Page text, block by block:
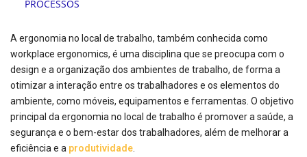
A ergonomia no local de trabalho, também conhecida como
workplace ergonomics, é uma disciplina que se preocupa com o
design e a organização dos ambientes de trabalho, de forma a
otimizar a interação entre os trabalhadores e os elementos do
ambiente, como móveis, equipamentos e ferramentas. O objetivo
principal da ergonomia no local de trabalho é promover a saúde, a
segurança e o bem-estar dos trabalhadores, além de melhorar a
eficiência e a produtividade.